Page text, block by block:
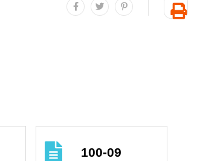
分享至facebook
分享至twitter分享至plurk
友
100-09